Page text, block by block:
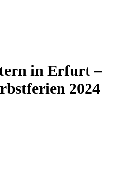
in Erfurt –
2024